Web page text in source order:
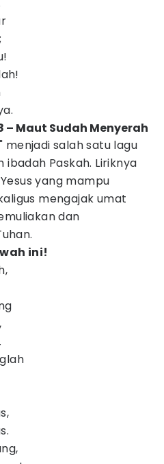
– Maut Sudah Menyerah
menjadi salah satu lagu
Paskah. Liriknya
yang mampu
mengajak umat
dan
ini!